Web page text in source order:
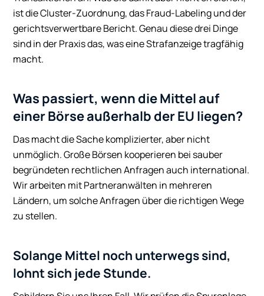
ist die Cluster-Zuordnung, das Fraud-Labeling und der
gerichtsverwertbare Bericht. Genau diese drei Dinge
sind in der Praxis das, was eine Strafanzeige tragfähig
macht.
Was passiert, wenn die Mittel auf
einer Börse außerhalb der EU liegen?
Das macht die Sache komplizierter, aber nicht
unmöglich. Große Börsen kooperieren bei sauber
begründeten rechtlichen Anfragen auch international.
Wir arbeiten mit Partneranwälten in mehreren
Ländern, um solche Anfragen über die richtigen Wege
zu stellen.
Solange Mittel noch unterwegs sind,
lohnt sich jede Stunde.